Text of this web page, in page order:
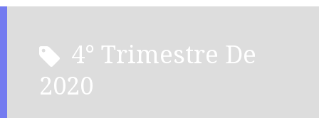
4° Trimestre De
2020